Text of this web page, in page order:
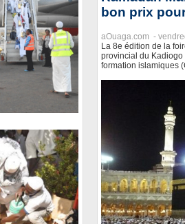
bon prix
aOuaga.com -
La 8e édition de la
provincial du Kadiogo
formation islamiques